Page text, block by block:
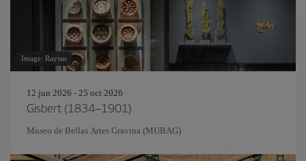
Image: Raytan
12 jun 2026 - 25 oct 2026
Gisbert (1834–1901)
Museo de Bellas Artes Gravina (MUBAG)